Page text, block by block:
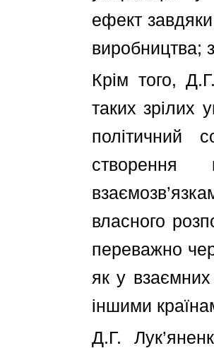
ефект
виробництва;
Крім того,
таких зрілих
політичний
створення
власного
переважно
як у взаємних
іншими
Д.Г.